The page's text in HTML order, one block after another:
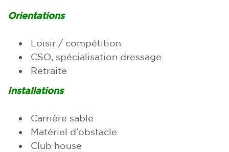
Orientations
Loisir / compétition
CSO, spécialisation dressage
Retraite
Installations
Carrière sable
Matériel d’obstacle
Club house